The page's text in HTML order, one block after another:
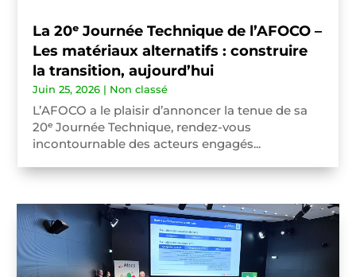
La 20ᵉ Journée Technique de l’AFOCO –
Les matériaux alternatifs : construire
la transition, aujourd’hui
Juin 25, 2026 | Non classé
L’AFOCO a le plaisir d’annoncer la tenue de sa
20ᵉ Journée Technique, rendez-vous
incontournable des acteurs engagés...